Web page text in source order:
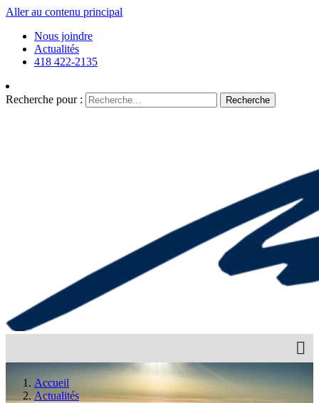
Aller au contenu principal
Nous joindre
Actualités
418 422-2135
Recherche pour : Recherche
Accueil
Actualités